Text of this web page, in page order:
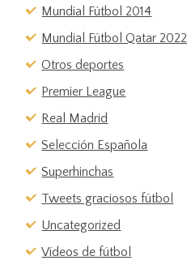
Mundial Fútbol 2014
Mundial Fútbol Qatar 2022
Otros deportes
Premier League
Real Madrid
Selección Española
Superhinchas
Tweets graciosos fútbol
Uncategorized
Vídeos de fútbol